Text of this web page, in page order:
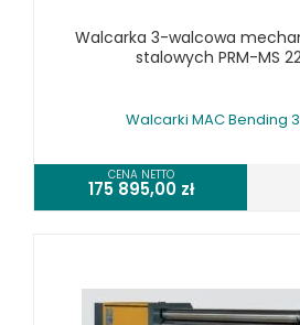
WALCARKI DO BLACHY MAC BENDING
WALCARKI DO BLACHY METALLKRAFT
WIERTARKI MAGNETYCZNE
WIERTARKO - FREZARKI STOŁOWE DO
WYKRAWARKI DO BLACHY,
WYPOSAŻENIE DODATKOWE OPTIMUM
Walcarka 3-walcowa
stalowych PRM-MS
Walcarki MAC Bending
CENA NETTO
175 895,00 zł